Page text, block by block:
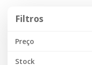
Filtros
Preço
Stock